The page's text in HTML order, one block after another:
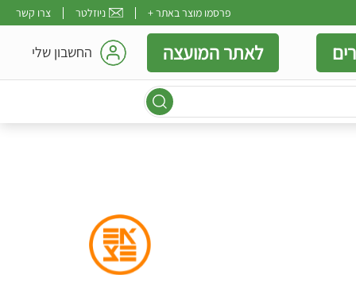
פרסמו מוצר באתר + ניוזלטר צרו קשר
לאתר המועצה החשבון שלי